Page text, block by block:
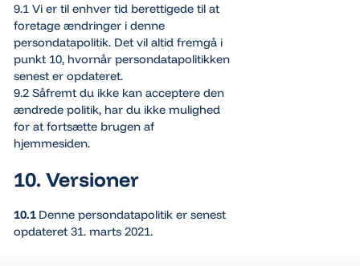
9.1 Vi er til enhver tid berettigede til at
foretage ændringer i denne
persondatapolitik. Det vil altid fremgå i
punkt 10, hvornår persondatapolitikken
senest er opdateret.
9.2 Såfremt du ikke kan acceptere den
ændrede politik, har du ikke mulighed
for at fortsætte brugen af
hjemmesiden.
10. Versioner
10.1 Denne persondatapolitik er senest
opdateret 31. marts 2021.